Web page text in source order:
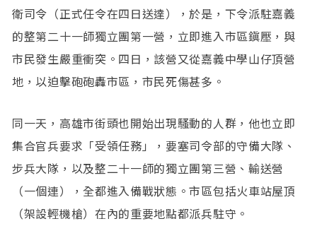
衛司令（正式任令在四日送達），於是，下令派駐嘉義
的整第二十一師獨立團第一營，立即進入市區鎭壓，與
市民發生嚴重衝突。四日，該營又從嘉義中學山仔頂營
地，以迫擊砲砲轟市區，市民死傷甚多。
同一天，高雄市街頭也開始出現騷動的人群，他也立即
集合官兵要求「受領任務」，要塞司令部的守備大隊、
步兵大隊，以及整二十一師的獨立團第三營、輸送營
（一個連），全都進入備戰狀態。市區包括火車站屋頂
（架設輕機槍）在內的重要地點都派兵駐守。